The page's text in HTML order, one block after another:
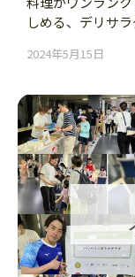
しめる、デリサ
2024年5月15日